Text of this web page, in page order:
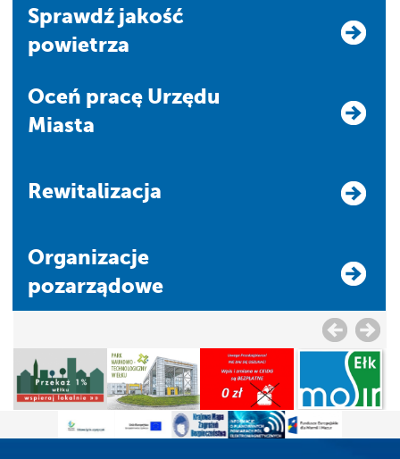
Sprawdź jakość
powietrza
Oceń pracę Urzędu
Miasta
Rewitalizacja
Organizacje
pozarządowe